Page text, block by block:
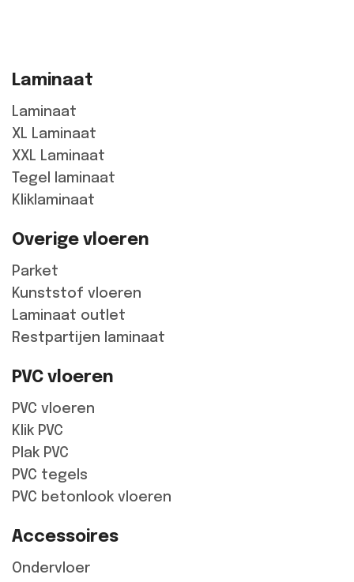
Laminaat
Laminaat
XL Laminaat
XXL Laminaat
Tegel laminaat
Kliklaminaat
Overige vloeren
Parket
Kunststof vloeren
Laminaat outlet
Restpartijen laminaat
PVC vloeren
PVC vloeren
Klik PVC
Plak PVC
PVC tegels
PVC betonlook vloeren
Accessoires
Ondervloer